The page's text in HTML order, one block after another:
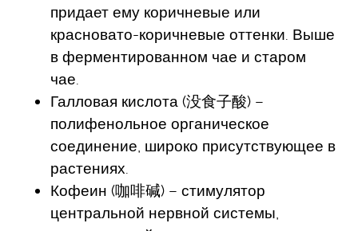
придает ему коричневые или
красновато-коричневые оттенки. Выше
в ферментированном чае и старом
чае.
Галловая кислота (没食子酸) –
полифенольное органическое
соединение, широко присутствующее в
растениях.
Кофеин (咖啡碱) – стимулятор
центральной нервной системы,